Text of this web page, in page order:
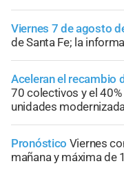
Viernes 7 de agosto
de Santa Fe; la
Aceleran el recambio
70 colectivos y el
unidades
Pronóstico Viernes
mañana y máxima de